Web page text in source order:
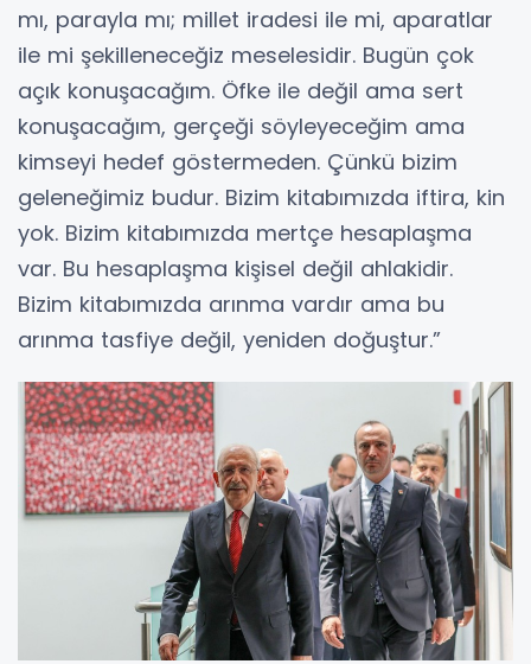
mı, parayla mı; millet iradesi ile mi, aparatlar
ile mi şekilleneceğiz meselesidir. Bugün çok
açık konuşacağım. Öfke ile değil ama sert
konuşacağım, gerçeği söyleyeceğim ama
kimseyi hedef göstermeden. Çünkü bizim
geleneğimiz budur. Bizim kitabımızda iftira, kin
yok. Bizim kitabımızda mertçe hesaplaşma
var. Bu hesaplaşma kişisel değil ahlakidir.
Bizim kitabımızda arınma vardır ama bu
arınma tasfiye değil, yeniden doğuştur.”